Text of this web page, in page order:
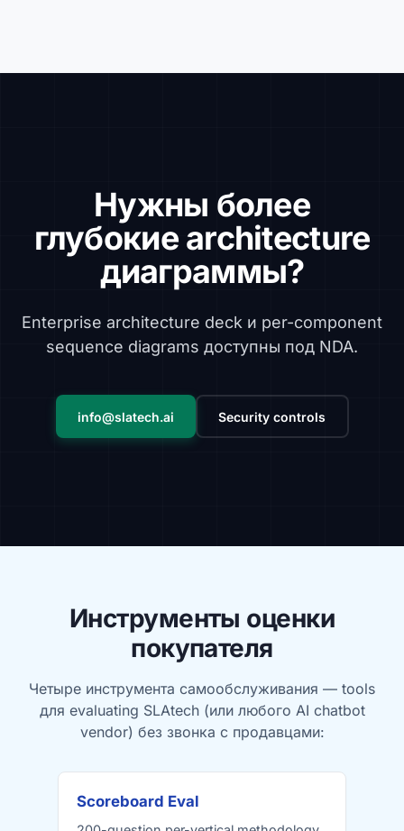
Нужны более
глубокие architecture
диаграммы?
Enterprise architecture deck и per-component
sequence diagrams доступны под NDA.
info@slatech.ai Security controls
Инструменты оценки
покупателя
Четыре инструмента самообслуживания — tools
для evaluating SLAtech (или любого AI chatbot
vendor) без звонка с продавцами:
Scoreboard Eval